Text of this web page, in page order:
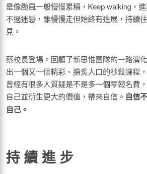
是像颱風一般慢慢累積，Keep walking，
不過迷戀，雖慢慢走但始終有進展，持續
見。
蔡校長登場。回顧了新思惟團隊的一路演
出一個又一個精彩、膾炙人口的秒殺課程
曾經有很多人質疑是不是多一個零報名費
自己並衍生更大的價值，帶來自信。 自信
自己。
持 續 進 步